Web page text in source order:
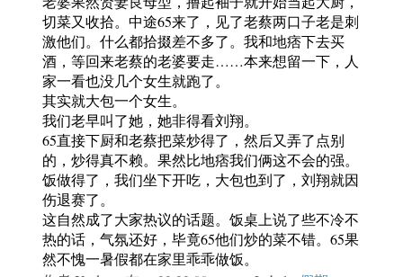
切菜又收拾。中途65来了，见了老蔡两口子老是刺
激他们。什么都拾掇差不多了。我和地痞下去买
酒，等回来老蔡的老婆要走……本来想留一下，人
家一看也没几个女生就跑了。
其实就大包一个女生。
我们老早叫了她，她非得看刘翔。
65直接下厨和老蔡把菜炒得了，然后又弄了点别
的，炒得真不赖。果然比地痞我们俩这不会的强。
饭做得了，我们坐下开吃，大包也到了，刘翔就因
伤退赛了。
这自然成了大家热议的话题。饭桌上说了些不冷不
热的话，气氛还好，毕竟65他们炒的菜不错。65果
然不愧一暑假都在家里乖乖做饭。